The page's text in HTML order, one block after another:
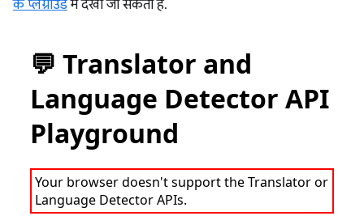
के प्लेग्राउंडमें देखा जा सकता है.